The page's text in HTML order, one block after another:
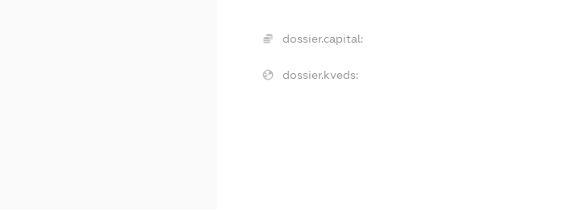
dossier.capital:
dossier.kveds: